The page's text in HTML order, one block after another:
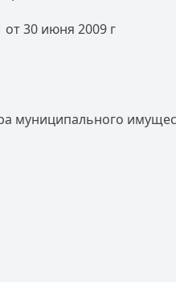
30 июня 2009 г
муниципального